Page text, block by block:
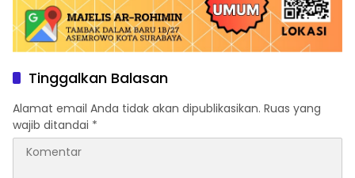
Tinggalkan Balasan
Alamat email Anda tidak akan dipublikasikan. Ruas yang
wajib ditandai *